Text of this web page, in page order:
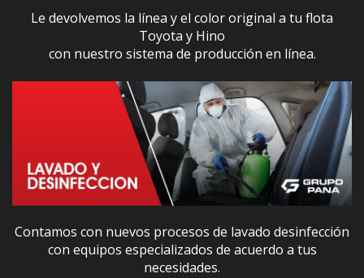
Le devolvemos la línea y el color original a tu flota
Toyota y Hino
con nuestro sistema de producción en línea.
Contamos con nuevos procesos de lavado desinfección
con equipos especializados de acuerdo a tus
necesidades.